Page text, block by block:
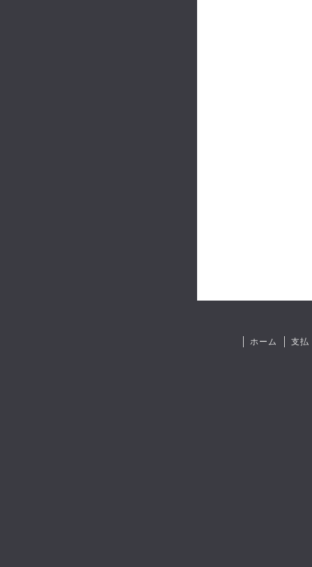
ホーム 支払